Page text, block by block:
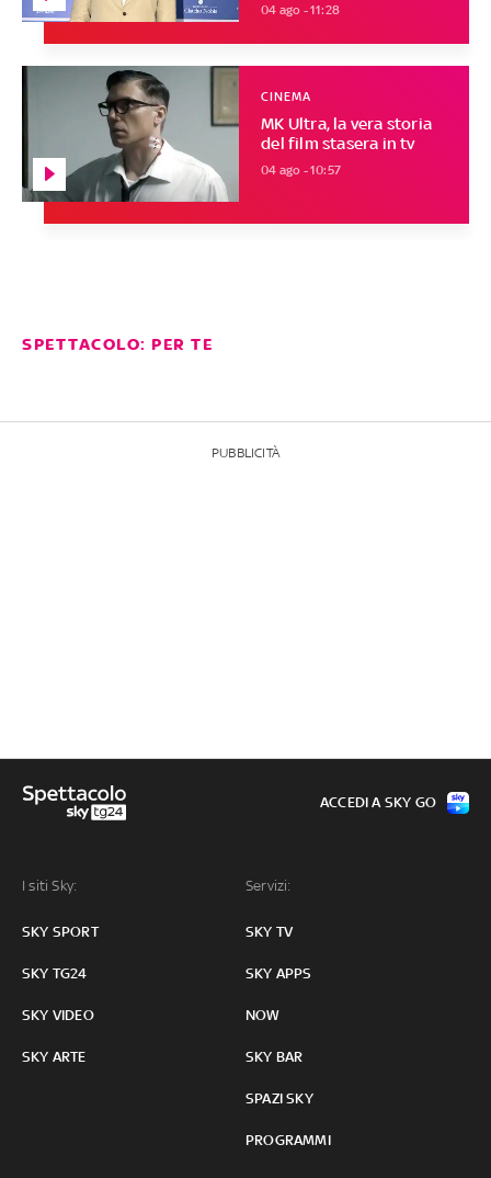
04 ago - 11:28
MK Ultra, la vera storia
del film stasera in tv
CINEMA
04 ago - 10:57
SPETTACOLO: PER TE
PUBBLICITÀ
I siti Sky:
SKY SPORT
SKY TG24
SKY VIDEO
SKY ARTE
Servizi:
SKY TV
SKY APPS
NOW
SKY BAR
SPAZI SKY
PROGRAMMI
ACCEDI A SKY GO